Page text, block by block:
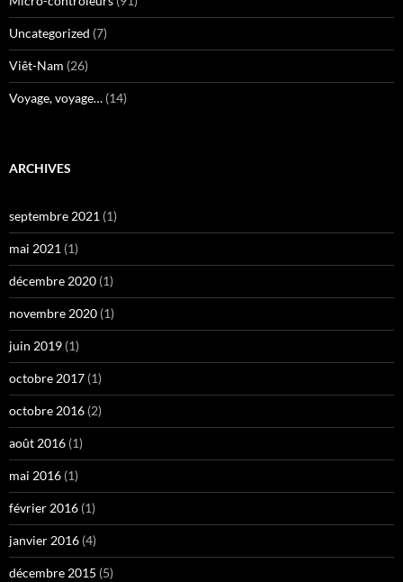
Uncategorized (7)
Viêt-Nam (26)
Voyage, voyage… (14)
ARCHIVES
septembre 2021 (1)
mai 2021 (1)
décembre 2020 (1)
novembre 2020 (1)
juin 2019 (1)
octobre 2017 (1)
octobre 2016 (2)
août 2016 (1)
mai 2016 (1)
février 2016 (1)
janvier 2016 (4)
décembre 2015 (5)